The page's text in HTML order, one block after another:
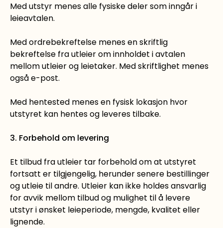
Med utstyr menes alle fysiske deler som inngår i
leieavtalen.
Med ordrebekreftelse menes en skriftlig
bekreftelse fra utleier om innholdet i avtalen
mellom utleier og leietaker. Med skriftlighet menes
også e-post.
Med hentested menes en fysisk lokasjon hvor
utstyret kan hentes og leveres tilbake.
3. Forbehold om levering
Et tilbud fra utleier tar forbehold om at utstyret
fortsatt er tilgjengelig, herunder senere bestillinger
og utleie til andre. Utleier kan ikke holdes ansvarlig
for avvik mellom tilbud og mulighet til å levere
utstyr i ønsket leieperiode, mengde, kvalitet eller
lignende.